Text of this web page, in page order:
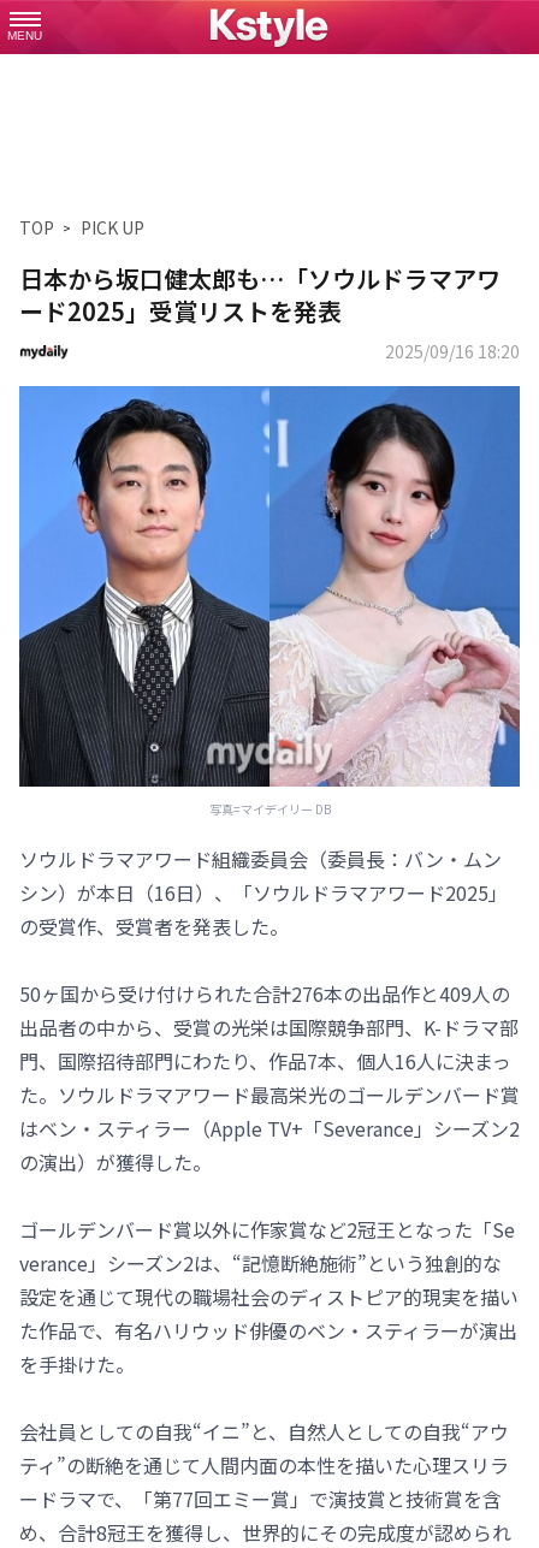
MENU
TOP PICK UP
日本から坂口健太郎も…「ソウルドラマアワ
ード2025」受賞リストを発表
2025/09/16 18:20
写真=マイデイリー DB
ソウルドラマアワード組織委員会（委員長：バン・ムン
シン）が本日（16日）、「ソウルドラマアワード2025」
の受賞作、受賞者を発表した。
50ヶ国から受け付けられた合計276本の出品作と409人の
出品者の中から、受賞の光栄は国際競争部門、K-ドラマ部
門、国際招待部門にわたり、作品7本、個人16人に決まっ
た。ソウルドラマアワード最高栄光のゴールデンバード賞
はベン・スティラー（Apple TV+「Severance」シーズン2
の演出）が獲得した。
ゴールデンバード賞以外に作家賞など2冠王となった「Se
verance」シーズン2は、“記憶断絶施術”という独創的な
設定を通じて現代の職場社会のディストピア的現実を描い
た作品で、有名ハリウッド俳優のベン・スティラーが演出
を手掛けた。
会社員としての自我“イニ”と、自然人としての自我“アウ
ティ”の断絶を通じて人間内面の本性を描いた心理スリラ
ードラマで、「第77回エミー賞」で演技賞と技術賞を含
め、合計8冠王を獲得し、世界的にその完成度が認められ